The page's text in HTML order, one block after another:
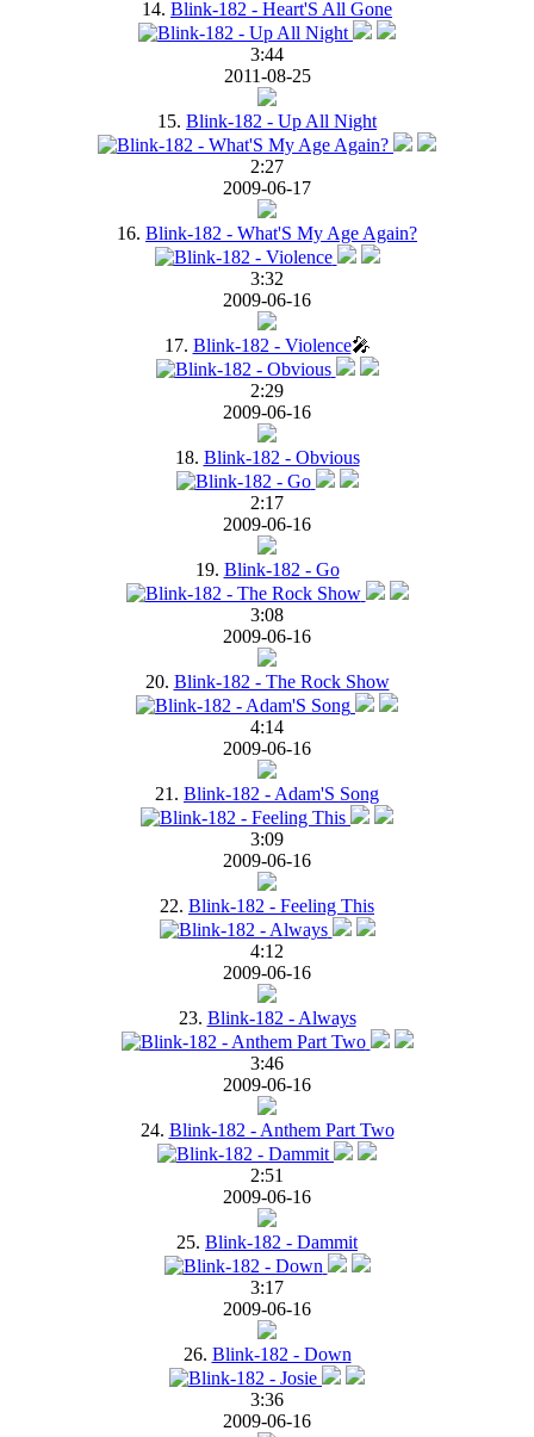
14. Blink-182 - Heart'S All Gone
3:44
2011-08-25
15. Blink-182 - Up All Night
2:27
2009-06-17
16. Blink-182 - What'S My Age Again?
3:32
2009-06-16
17. Blink-182 - Violence🎤
2:29
2009-06-16
18. Blink-182 - Obvious
2:17
2009-06-16
19. Blink-182 - Go
3:08
2009-06-16
20. Blink-182 - The Rock Show
4:14
2009-06-16
21. Blink-182 - Adam'S Song
3:09
2009-06-16
22. Blink-182 - Feeling This
4:12
2009-06-16
23. Blink-182 - Always
3:46
2009-06-16
24. Blink-182 - Anthem Part Two
2:51
2009-06-16
25. Blink-182 - Dammit
3:17
2009-06-16
26. Blink-182 - Down
3:36
2009-06-16